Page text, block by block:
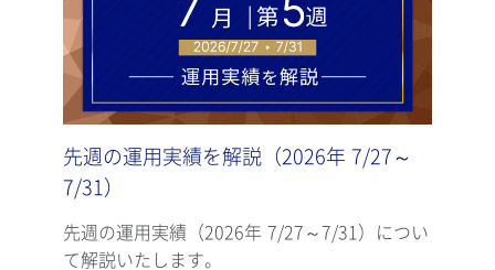
先週の運用実績を解説（2026年 7/27～
7/31）
先週の運用実績（2026年 7/27～7/31）につい
て解説いたします。